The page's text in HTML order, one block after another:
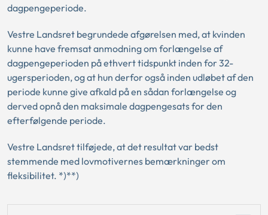
dagpengeperiode.
Vestre Landsret begrundede afgørelsen med, at kvinden
kunne have fremsat anmodning om forlængelse af
dagpengeperioden på ethvert tidspunkt inden for 32-
ugersperioden, og at hun derfor også inden udløbet af den
periode kunne give afkald på en sådan forlængelse og
derved opnå den maksimale dagpengesats for den
efterfølgende periode.
Vestre Landsret tilføjede, at det resultat var bedst
stemmende med lovmotivernes bemærkninger om
fleksibilitet. *)**)